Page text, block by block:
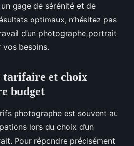
gage de sérénité et de
optimaux, n’hésitez pas
d’un photographe portrait
vos besoins.
tarifaire et choix
budget
photographe est souvent au
lors du choix d’un
Pour répondre précisément